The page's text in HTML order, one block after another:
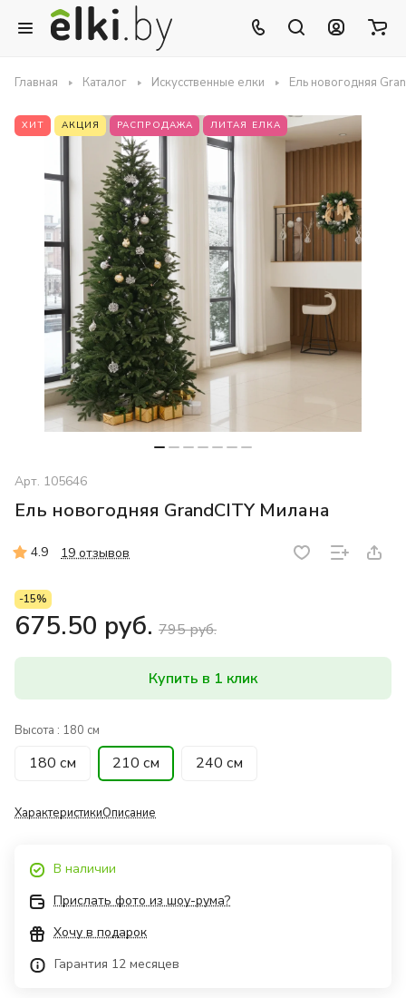
Главная Каталог Искусственные елки Ель новогодняя
ХИТ АКЦИЯ РАСПРОДАЖА ЛИТАЯ ЕЛКА
Арт. 105646
Ель новогодняя GrandCITY Милана
4.9 19 отзывов
-15%
675.50 руб. 795 руб.
Купить в 1 клик
Высота : 180 см
180 см 210 см 240 см
ХарактеристикиОписание
В наличии
Прислать фото из шоу-рума?
Хочу в подарок
Гарантия 12 месяцев